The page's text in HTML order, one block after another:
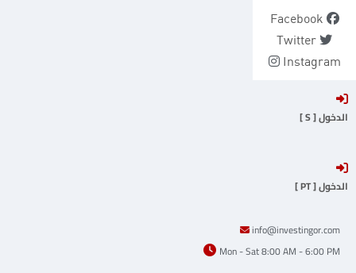
content
Facebook
Twitter
Instagram
الدخول [ S ]
الدخول [ PT ]
info@investingor.com
Mon - Sat 8:00 AM - 6:00 PM